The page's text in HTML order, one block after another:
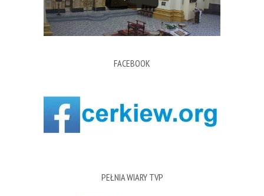
FACEBOOK
PEŁNIA WIARY TVP